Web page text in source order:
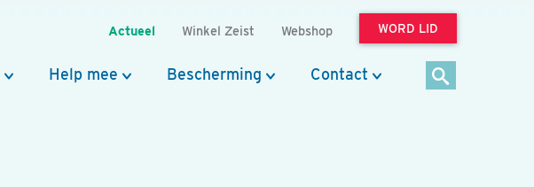
Actueel Winkel Zeist Webshop WORD LID
Help mee Bescherming Contact